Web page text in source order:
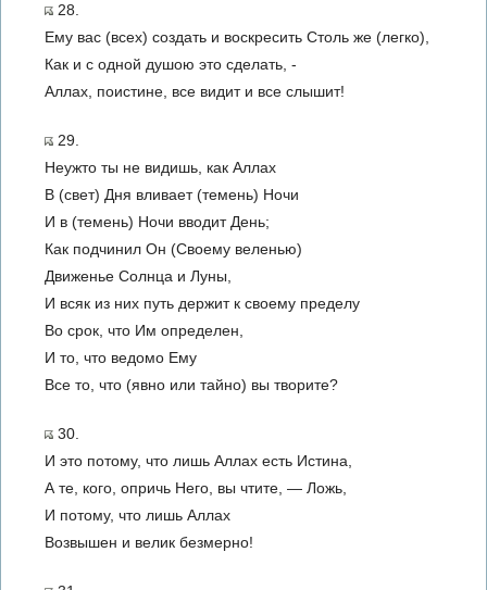
28.
Ему вас (всех) создать и воскресить Столь же (легко),
Как и с одной душою это сделать, -
Аллах, поистине, все видит и все слышит!
29.
Неужто ты не видишь, как Аллах
В (свет) Дня вливает (темень) Ночи
И в (темень) Ночи вводит День;
Как подчинил Он (Своему веленью)
Движенье Солнца и Луны,
И всяк из них путь держит к своему пределу
Во срок, что Им определен,
И то, что ведомо Ему
Все то, что (явно или тайно) вы творите?
30.
И это потому, что лишь Аллах есть Истина,
А те, кого, опричь Него, вы чтите, — Ложь,
И потому, что лишь Аллах
Возвышен и велик безмерно!